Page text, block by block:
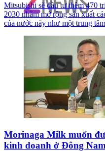
Mitsubishi sẽ đầu tư thêm 470
2030 nhằm mở rộng sản xuất
của nước này như một trung
Morinaga Milk muốn
kinh doanh ở Đông